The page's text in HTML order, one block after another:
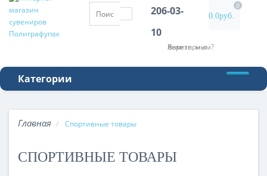
206-03-
10
Хотите, мы Вам перезвоним?
0.0руб.
0
Категории
Спортивные товары
СПОРТИВНЫЕ ТОВАРЫ